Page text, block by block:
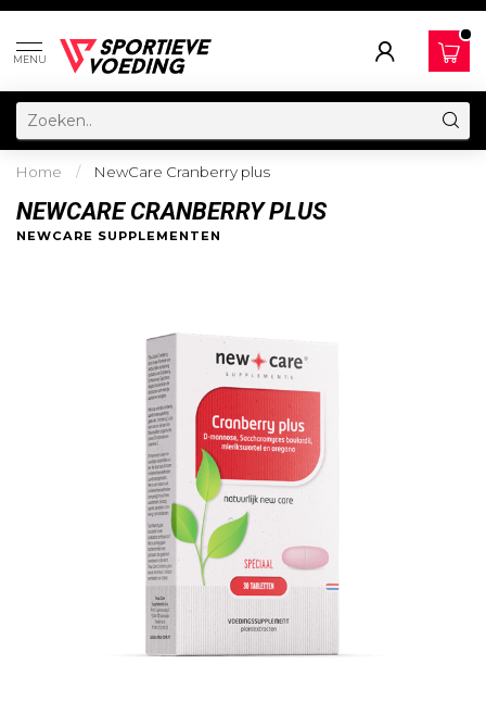
MENU
Home / NewCare Cranberry plus
NEWCARE CRANBERRY PLUS
NEWCARE SUPPLEMENTEN